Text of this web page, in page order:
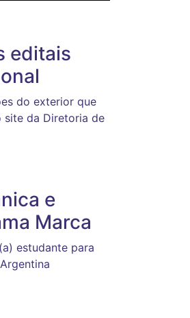
editais
do exterior que
site da Diretoria de
e
Marca
estudante para